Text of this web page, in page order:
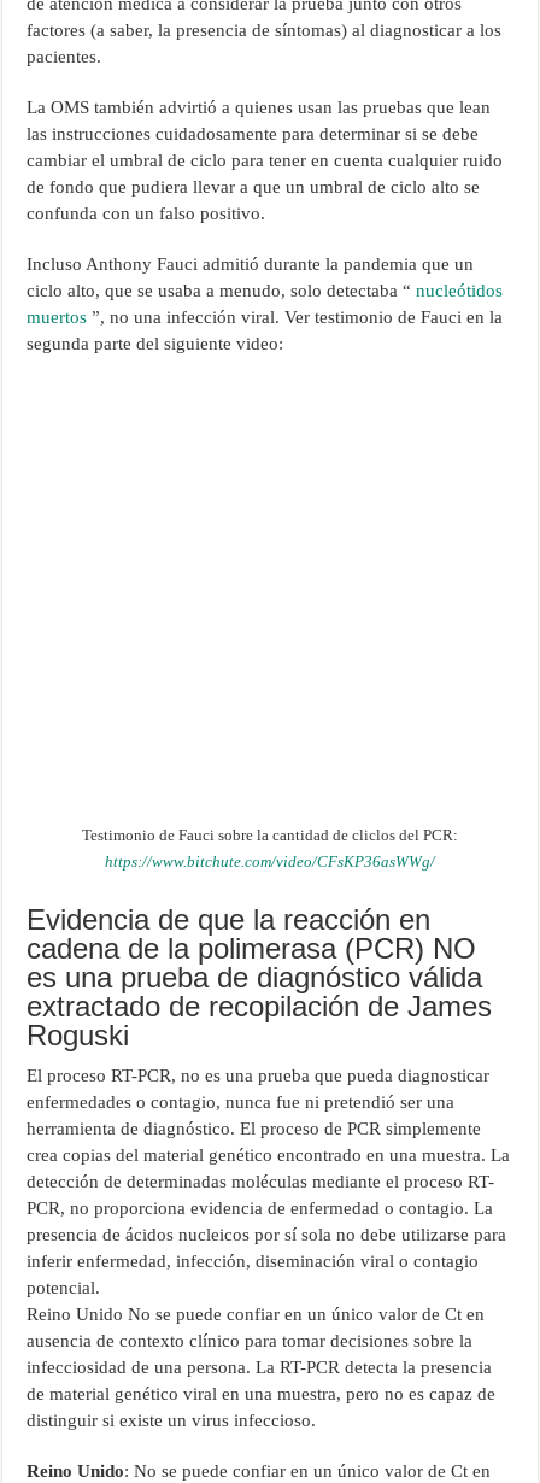
de atención médica a considerar la prueba junto con otros
factores (a saber, la presencia de síntomas) al diagnosticar a los
pacientes.
La OMS también advirtió a quienes usan las pruebas que lean
las instrucciones cuidadosamente para determinar si se debe
cambiar el umbral de ciclo para tener en cuenta cualquier ruido
de fondo que pudiera llevar a que un umbral de ciclo alto se
confunda con un falso positivo.
Incluso Anthony Fauci admitió durante la pandemia que un
ciclo alto, que se usaba a menudo, solo detectaba “nucleótidos
muertos ”, no una infección viral. Ver testimonio de Fauci en la
segunda parte del siguiente video:
Testimonio de Fauci sobre la cantidad de cliclos del PCR:
https://www.bitchute.com/video/CFsKP36asWWg/
Evidencia de que la reacción en
cadena de la polimerasa (PCR) NO
es una prueba de diagnóstico válida
extractado de recopilación de James
Roguski
El proceso RT-PCR, no es una prueba que pueda diagnosticar
enfermedades o contagio, nunca fue ni pretendió ser una
herramienta de diagnóstico. El proceso de PCR simplemente
crea copias del material genético encontrado en una muestra. La
detección de determinadas moléculas mediante el proceso RT-
PCR, no proporciona evidencia de enfermedad o contagio. La
presencia de ácidos nucleicos por sí sola no debe utilizarse para
inferir enfermedad, infección, diseminación viral o contagio
potencial.
Reino Unido No se puede confiar en un único valor de Ct en
ausencia de contexto clínico para tomar decisiones sobre la
infecciosidad de una persona. La RT-PCR detecta la presencia
de material genético viral en una muestra, pero no es capaz de
distinguir si existe un virus infeccioso.
Reino Unido: No se puede confiar en un único valor de Ct en